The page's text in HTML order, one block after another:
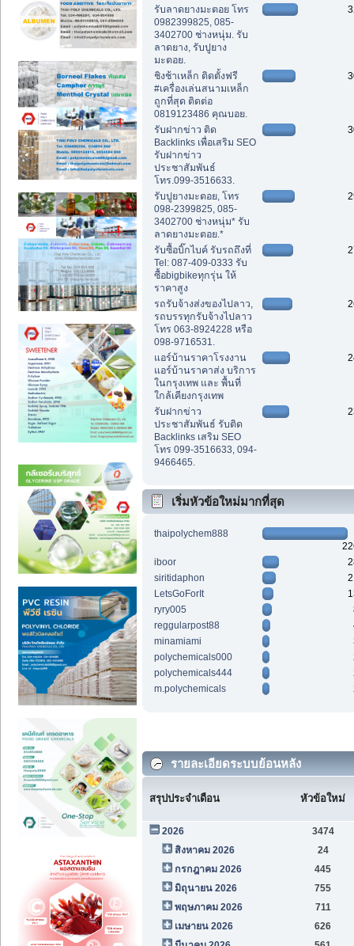
รับลาดยางมะตอย โทร
0982399825, 085-
3402700 ช่างหนุ่ม. รับ
ลาดยาง, รับปูยาง
มะตอย.
ชิงช้าเหล็ก ติดตั้งฟรี
#เครื่องเล่นสนามเหล็ก
ถูกที่สุด ติดต่อ
0819123486 คุณบอย.
รับฝากข่าว ติด
Backlinks เพื่อเสริม SEO
รับฝากข่าว
ประชาสัมพันธ์
โทร.099-3516633.
รับปูยางมะตอย, โทร
098-2399825, 085-
3402700 ช่างหนุ่ม* รับ
ลาดยางมะตอย.*
รับซื้อบิ๊กไบค์ รับรถถึงที่
Tel: 087-409-0333 รับ
ซื้อbigbikeทุกรุ่น ให้
ราคาสูง
รถรับจ้างส่งของไปลาว,
รถบรรทุกรับจ้างไปลาว
โทร 063-8924228 หรือ
098-9716531.
แอร์บ้านราคาโรงงาน
แอร์บ้านราคาส่ง บริการ
ในกรุงเทพ และ พื้นที่
ใกล้เคียงกรุงเทพ
รับฝากข่าว
ประชาสัมพันธ์ รับติด
Backlinks เสริม SEO
โทร 099-3516633, 094-
9466465.
เริ่มหัวข้อใหม่มากที่สุด
thaipolychem888
iboor
siritidaphon
LetsGoForIt
ryry005
reggularpost88
minamiami
polychemicals000
polychemicals444
m.polychemicals
รายละเอียดระบบย้อนหลัง
สรุปประจำเดือน หัวข้อใหม่
2026
3474
สิงหาคม 2026
24
กรกฎาคม 2026
445
มิถุนายน 2026
755
พฤษภาคม 2026
711
เมษายน 2026
626